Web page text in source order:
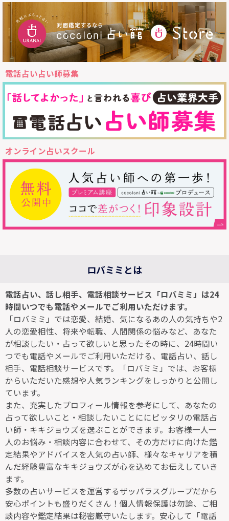
電話占い占い師募集
オンライン占いスクール
ロバミミとは
電話占い、話し相手、電話相談サービス「ロバミミ」は24
時間いつでも電話やメールでご利用いただけます。
「ロバミミ」では恋愛、結婚、気になるあの人の気持ちや2
人の恋愛相性、将来や転職、人間関係の悩みなど、あなた
が相談したい・占って欲しいと思ったその時に、24時間い
つでも電話やメールでご利用いただける、電話占い、話し
相手、電話相談サービスです。「ロバミミ」では、お客様
からいただいた感想や人気ランキングをしっかりと公開し
ています。
また、充実したプロフィール情報を参考にして、あなたの
占って欲しいこと・相談したいことににピッタリの電話占
い師・キキジョウズを選ぶことができます。お客様一人一
人のお悩み・相談内容に合わせて、その方だけに向けた鑑
定結果やアドバイスを人気の占い師、様々なキャリアを積
んだ経験豊富なキキジョウズが心を込めてお伝えしていき
ます。
多数の占いサービスを運営するザッパラスグループだから
安心ポイントも盛りだくさん！個人情報保護は勿論、ご相
談内容や鑑定結果は秘密厳守いたします。安心して「電話